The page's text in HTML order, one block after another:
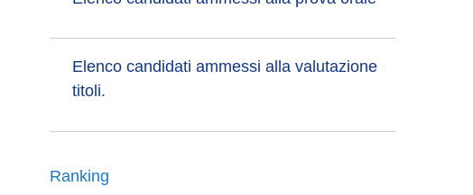
Elenco candidati ammessi alla valutazione
titoli.
Ranking